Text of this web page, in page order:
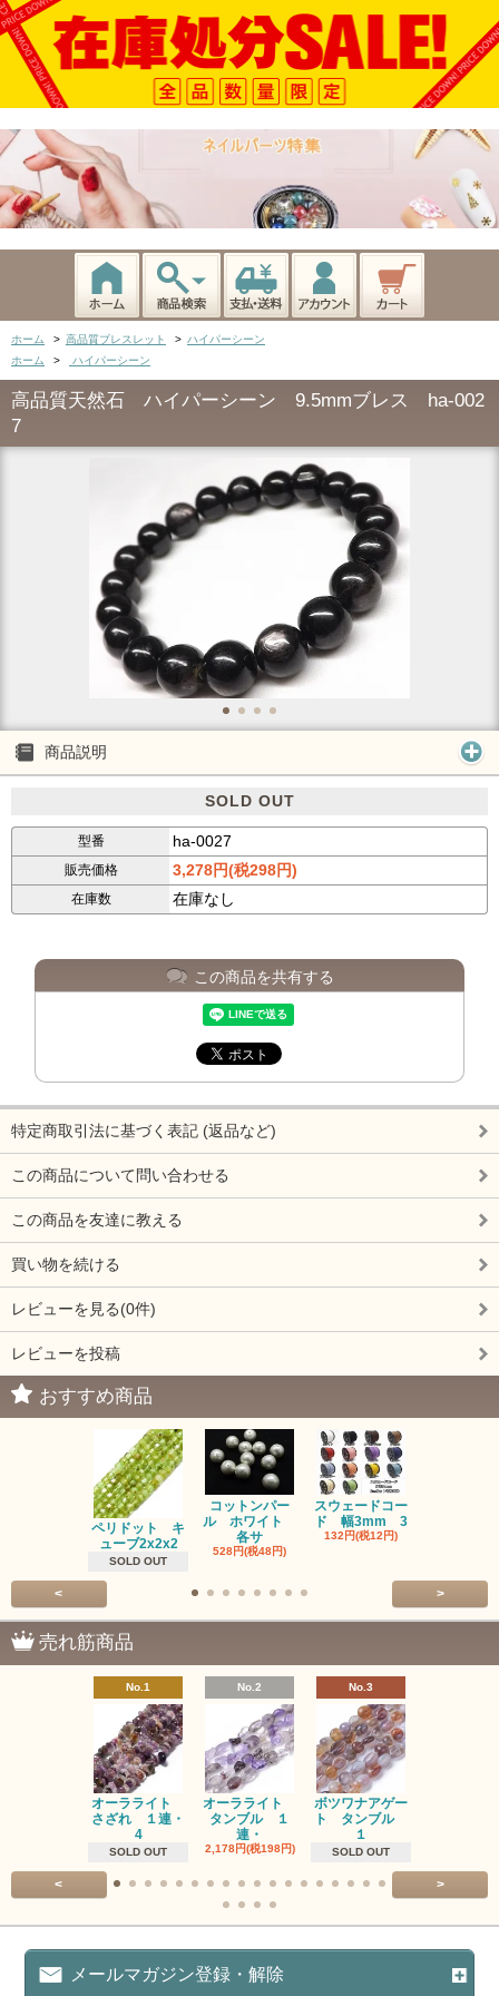
ホーム > 高品質ブレスレット > ハイパーシーン
ホーム
> ハイパーシーン
高品質天然石 ハイパーシーン 9.5mmブレス ha-002
7
商品説明
SOLD OUT
型番 ha-0027
販売価格 3,278円(税298円)
在庫数 在庫なし
この商品を共有する
特定商取引法に基づく表記 (返品など)
この商品について問い合わせる
この商品を友達に教える
買い物を続ける
レビューを見る(0件)
レビューを投稿
おすすめ商品
ペリドット キ
ューブ2x2x2
SOLD OUT
コットンパー
ル ホワイト
各サ
528円(税48円)
スウェードコー
ド 幅3mm 3
132円(税12円)
< >
売れ筋商品
No.1
オーラライト
さざれ １連・
4
SOLD OUT
No.2
オーラライト
タンブル １
連・
2,178円(税198円)
No.3
ボツワナアゲー
ト タンブル
１
SOLD OUT
< >
メールマガジン登録・解除